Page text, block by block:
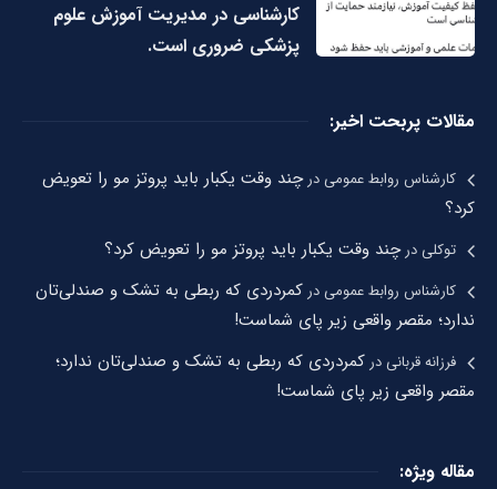
کارشناسی در مدیریت آموزش علوم
پزشکی ضروری است.
مقالات پربحت اخیر:
کارشناس روابط عمومیدرچند وقت یکبار باید پروتز مو را تعویض
کرد؟
توکلیدرچند وقت یکبار باید پروتز مو را تعویض کرد؟
کارشناس روابط عمومیدر کمردردی که ربطی به تشک و صندلی‌تان
ندارد؛ مقصر واقعی زیر پای شماست!
فرزانه قربانیدر کمردردی که ربطی به تشک و صندلی‌تان ندارد؛
مقصر واقعی زیر پای شماست!
مقاله ویژه: